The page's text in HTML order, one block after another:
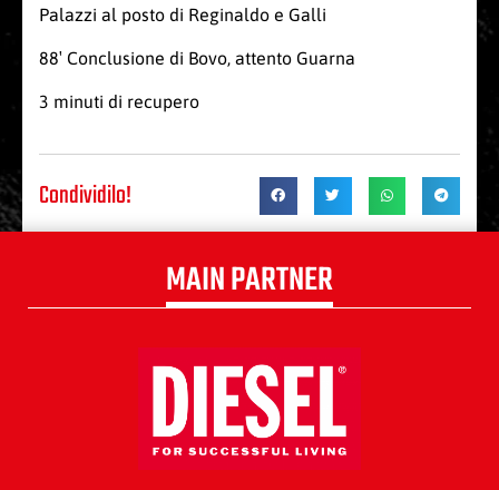
Palazzi al posto di Reginaldo e Galli
88′ Conclusione di Bovo, attento Guarna
3 minuti di recupero
Condividilo!
MAIN PARTNER